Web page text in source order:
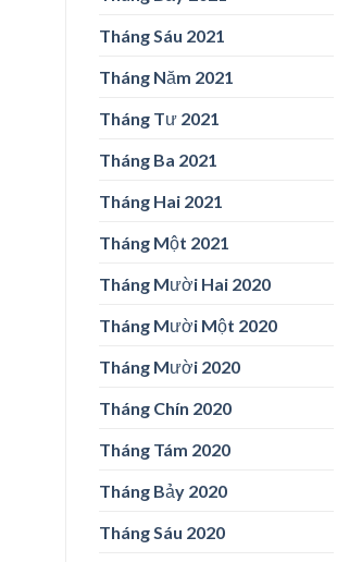
Tháng Sáu 2021
Tháng Năm 2021
Tháng Tư 2021
Tháng Ba 2021
Tháng Hai 2021
Tháng Một 2021
Tháng Mười Hai 2020
Tháng Mười Một 2020
Tháng Mười 2020
Tháng Chín 2020
Tháng Tám 2020
Tháng Bảy 2020
Tháng Sáu 2020